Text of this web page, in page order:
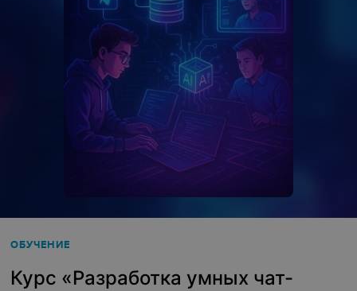
ОБУЧЕНИЕ
Курс «Разработка умных чат-